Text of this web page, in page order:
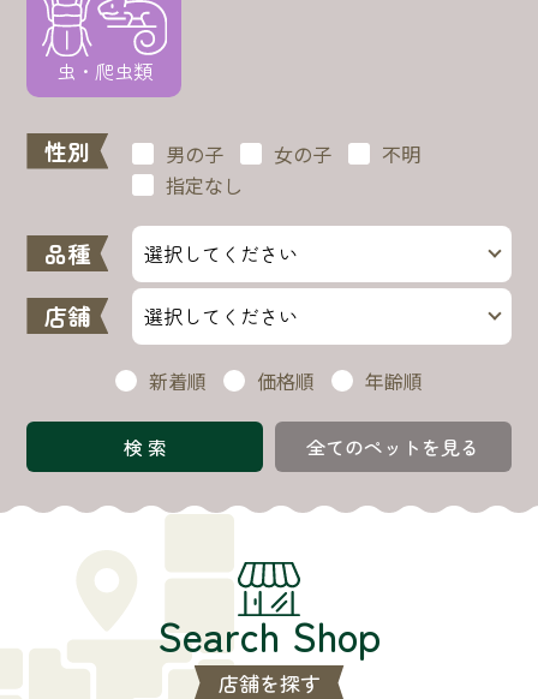
虫・爬虫類
性別 男の子 女の子
不明
指定なし
品種
店舗
新着順 価格順 年齢順
全てのペットを見る
Search Shop
店舗を探す